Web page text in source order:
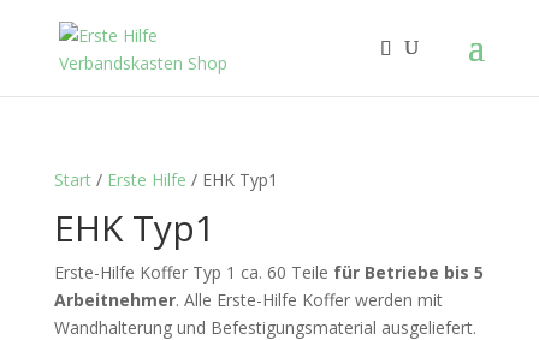
Start/ Erste Hilfe / EHK Typ1
EHK Typ1
Erste-Hilfe Koffer Typ 1 ca. 60 Teile für Betriebe bis 5
Arbeitnehmer. Alle Erste-Hilfe Koffer werden mit
Wandhalterung und Befestigungsmaterial ausgeliefert.